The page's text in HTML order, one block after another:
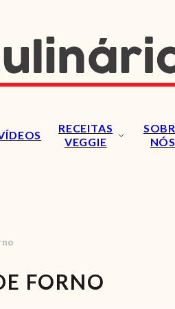
RECEITAS
VEGGIE
NÓS
RECEITAS
VÍDEOS
FORNO